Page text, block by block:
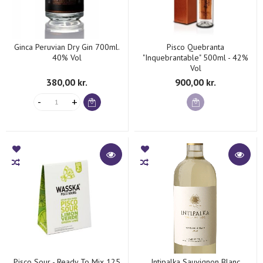
Stor alsidighed i råvarer – majs er ikke bare majs.
madlavningstraditioner og ingredienser fra fire kontinenter.
Det kommer sig af, at Peru er en kulturel og etnisk
smeltedigel, der har kunnet finde kulinarisk inspiration i så
forskellige køkkener som det spanske, det italienske, det
franske, det kinesiske, det japanske og det vestafrikanske
køkken. Desuden er biodiversiteten i den peruvianske natur
helt i særklasse. Samspillet mellem Stillehavet med
Humboldt-strømmen, Andesbjergene og den frodige
Amazonasregnskov, der dækker ca. 1/3 af Peru, giver en
privilegeret adgang til en ufattelig rigdom af råvarer. Derfor
Ginca Peruvian Dry Gin 700ml.
40% Vol
380,00 kr.
Pisco Quebranta
"Inquebrantable" 500ml - 42%
Vol
900,00 kr.